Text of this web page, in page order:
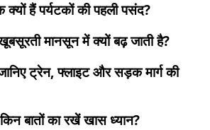
हैं पर्यटकों की पहली पसंद?
मानसून में क्यों बढ़ जाती है?
ट्रेन, फ्लाइट और सड़क मार्ग की
बातों का रखें खास ध्यान?